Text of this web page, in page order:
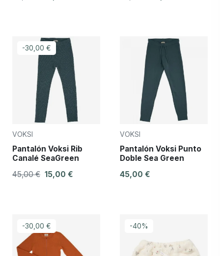
-30,00 €
VOKSI
Pantalón Voksi Rib
Canalé SeaGreen
45,00 € 15,00 €
VOKSI
Pantalón Voksi Punto
Doble Sea Green
45,00 €
-30,00 € -40%